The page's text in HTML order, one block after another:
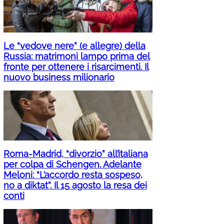
Le “vedove nere” (e allegre) della
Russia: matrimoni lampo prima del
fronte per ottenere i risarcimenti. Il
nuovo business milionario
Roma-Madrid, “divorzio” all’italiana
per colpa di Schengen. Adelante
Meloni: “L’accordo resta sospeso,
no a diktat”. Il 15 agosto la resa dei
conti